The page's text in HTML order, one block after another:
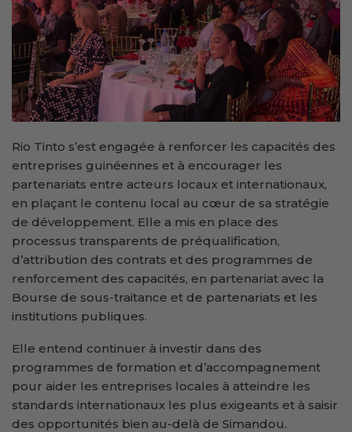
Rio Tinto s’est engagée à renforcer les capacités des
entreprises guinéennes et à encourager les
partenariats entre acteurs locaux et internationaux,
en plaçant le contenu local au cœur de sa stratégie
de développement. Elle a mis en place des
processus transparents de préqualification,
d’attribution des contrats et des programmes de
renforcement des capacités, en partenariat avec la
Bourse de sous-traitance et de partenariats et les
institutions publiques.
Elle entend continuer à investir dans des
programmes de formation et d’accompagnement
pour aider les entreprises locales à atteindre les
standards internationaux les plus exigeants et à saisir
des opportunités bien au-delà de Simandou.